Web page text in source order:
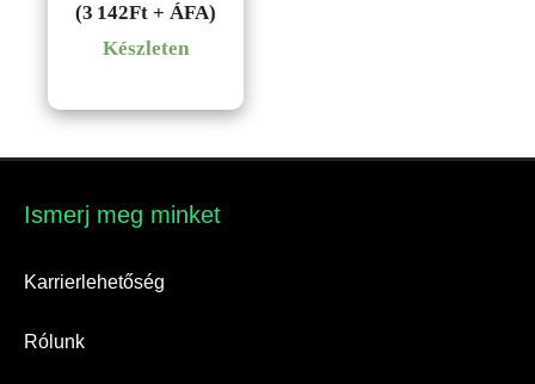
(3 142Ft + ÁFA)
Készleten
Ismerj meg minket​
Karrierlehetőség
Rólunk